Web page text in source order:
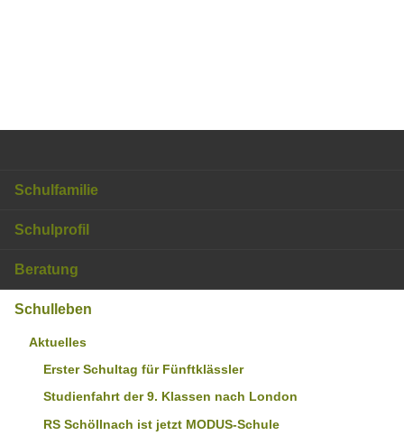
Schulfamilie
Schulprofil
Beratung
Schulleben
Aktuelles
Erster Schultag für Fünftklässler
Studienfahrt der 9. Klassen nach London
RS Schöllnach ist jetzt MODUS-Schule